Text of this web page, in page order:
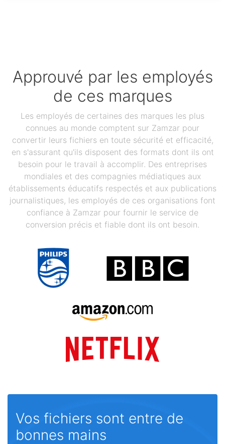
Approuvé par les employés
de ces marques
Les employés de certaines des marques les plus
connues au monde comptent sur Zamzar pour
convertir leurs fichiers en toute sécurité et efficacité,
en s'assurant qu'ils disposent des formats dont ils ont
besoin pour le travail à accomplir. Des entreprises
mondiales et des compagnies médiatiques aux
établissements éducatifs respectés et aux publications
journalistiques, les employés de ces organisations font
confiance à Zamzar pour fournir le service de
conversion précis et fiable dont ils ont besoin.
Vos fichiers sont entre de
bonnes mains